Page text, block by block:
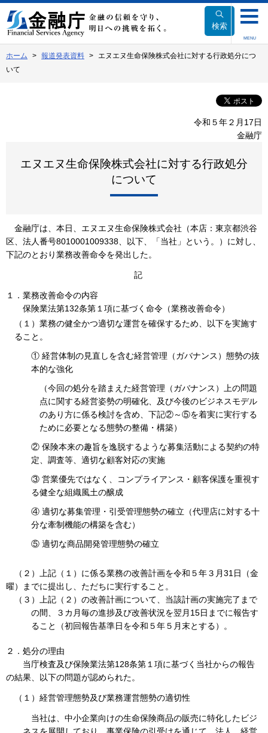
文
へ
動
検索
MENU
ホーム 報道発表資料
エヌエヌ生命保険株式会社に対する行政処分につ
いて
令和５年２月17日
金融庁
エヌエヌ生命保険株式会社に対する行政処分
について
金融庁は、本日、エヌエヌ生命保険株式会社（本店：東京都渋谷
区、法人番号8010001009338、以下、「当社」という。）に対し、
下記のとおり業務改善命令を発出した。
記
１．業務改善命令の内容
保険業法第132条第１項に基づく命令（業務改善命令）
（１）業務の健全かつ適切な運営を確保するため、以下を実施す
ること。
① 経営体制の見直しを含む経営管理（ガバナンス）態勢の抜
本的な強化
（今回の処分を踏まえた経営管理（ガバナンス）上の問題
点に関する経営姿勢の明確化、及び今後のビジネスモデル
のあり方に係る検討を含め、下記②～⑤を着実に実行する
ために必要となる態勢の整備・構築）
② 保険本来の趣旨を逸脱するような募集活動による契約の特
定、調査等、適切な顧客対応の実施
③ 営業優先ではなく、コンプライアンス・顧客保護を重視す
る健全な組織風土の醸成
④ 適切な募集管理・引受管理態勢の確立（代理店に対する十
分な牽制機能の構築を含む）
⑤ 適切な商品開発管理態勢の確立
（２）上記（１）に係る業務の改善計画を令和５年３月31日（金
曜）までに提出し、ただちに実行すること。
（３）上記（２）の改善計画について、当該計画の実施完了まで
の間、３カ月毎の進捗及び改善状況を翌月15日までに報告す
ること（初回報告基準日を令和５年５月末とする）。
２．処分の理由
当庁検査及び保険業法第128条第１項に基づく当社からの報告
の結果、以下の問題が認められた。
（１）経営管理態勢及び業務運営態勢の適切性
当社は、中小企業向けの生命保険商品の販売に特化したビジ